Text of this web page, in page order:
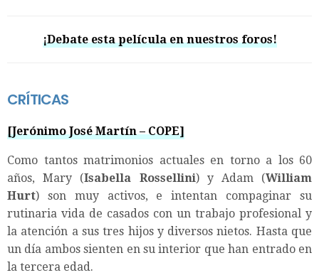
¡Debate esta película en nuestros foros!
CRÍTICAS
[Jerónimo José Martín – COPE]
Como tantos matrimonios actuales en torno a los 60
años, Mary (Isabella Rossellini) y Adam (William
Hurt) son muy activos, e intentan compaginar su
rutinaria vida de casados con un trabajo profesional y
la atención a sus tres hijos y diversos nietos. Hasta que
un día ambos sienten en su interior que han entrado en
la tercera edad.